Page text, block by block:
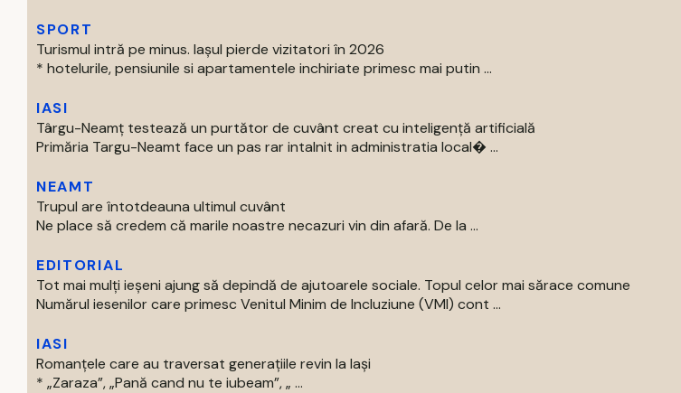
SPORT
Turismul intră pe minus. Iașul pierde vizitatori în 2026
* hotelurile, pensiunile si apartamentele inchiriate primesc mai putin ...
IASI
Târgu-Neamț testează un purtător de cuvânt creat cu inteligență artificială
Primăria Targu-Neamt face un pas rar intalnit in administratia local� ...
NEAMT
Trupul are întotdeauna ultimul cuvânt
Ne place să credem că marile noastre necazuri vin din afară. De la ...
EDITORIAL
Tot mai mulți ieșeni ajung să depindă de ajutoarele sociale. Topul celor mai sărace comune
Numărul iesenilor care primesc Venitul Minim de Incluziune (VMI) cont ...
IASI
Romanțele care au traversat generațiile revin la Iași
* „Zaraza”, „Pană cand nu te iubeam”, „ ...